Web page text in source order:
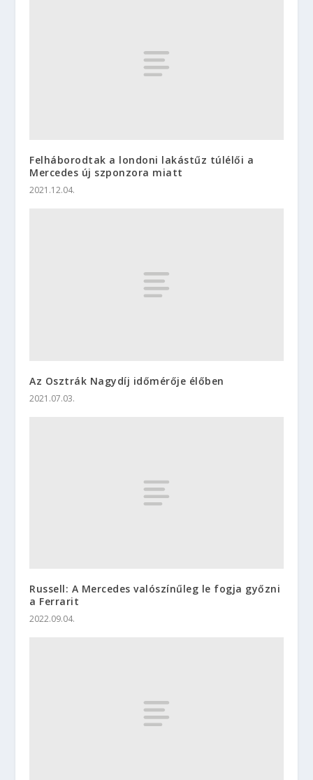
Felháborodtak a londoni lakástűz túlélői a
Mercedes új szponzora miatt
2021.12.04.
Az Osztrák Nagydíj időmérője élőben
2021.07.03.
Russell: A Mercedes valószínűleg le fogja győzni
a Ferrarit
2022.09.04.